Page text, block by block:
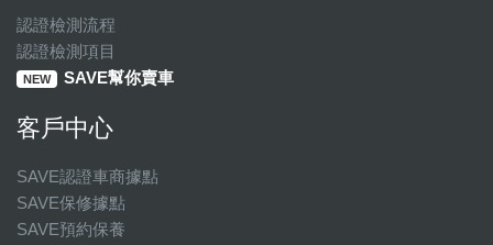
認證檢測流程
認證檢測項目
NEW SAVE幫你賣車
客戶中心
SAVE認證車商據點
SAVE保修據點
SAVE預約保養